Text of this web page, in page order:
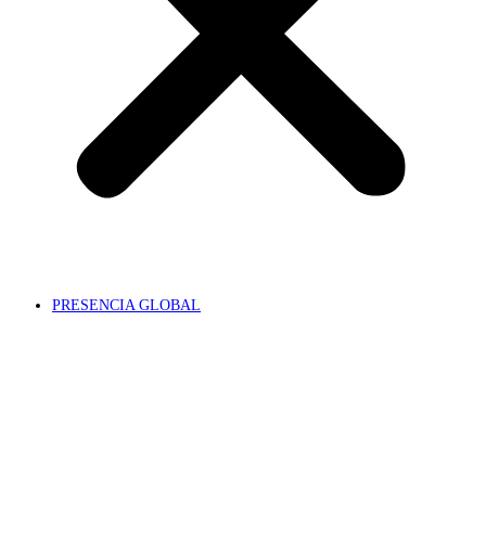
PRESENCIA GLOBAL